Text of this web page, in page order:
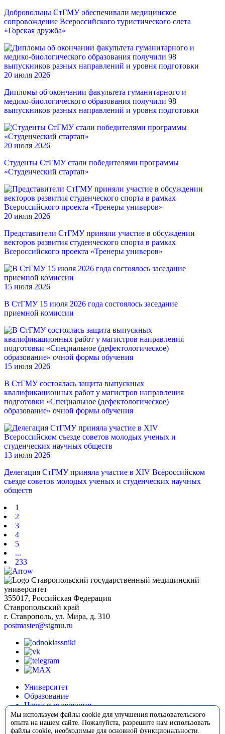
Мы используем файлы cookie для улучшения пользовательского
опыта на нашем сайте. Пожалуйста, разрешите нам использовать
файлы cookie, необходимые для основной функциональности.
Добровольцы СтГМУ обеспечивали медицинское
сопровождение Всероссийского туристического слета
«Горская дружба»
20 июля 2026
Дипломы об окончании факультета гуманитарного и
медико-биологического образования получили 98
выпускников разных направлений и уровня подготовки
20 июля 2026
Студенты СтГМУ стали победителями программы
«Студенческий стартап»
20 июля 2026
Представители СтГМУ приняли участие в обсуждении
векторов развития студенческого спорта в рамках
Всероссийского проекта «Тренеры универов»
15 июля 2026
В СтГМУ 15 июля 2026 года состоялось заседание
приемной комиссии
15 июля 2026
В СтГМУ состоялась защита выпускных
квалификационных работ у магистров направления
подготовки «Специальное (дефектологическое)
образование» очной формы обучения
13 июля 2026
Делегация СтГМУ приняла участие в XIV Всероссийском
съезде советов молодых ученых и студенческих научных
обществ
1
2
3
4
5
...
233
Ставропольский государственный медицинский
университет
355017, Российская Федерация
Ставропольский край
г. Ставрополь, ул. Мира, д. 310
postmaster@stgmu.ru
Университет
Образование
Наука и инновации
Медицина
Международная деятельность
Внеучебная деятельность